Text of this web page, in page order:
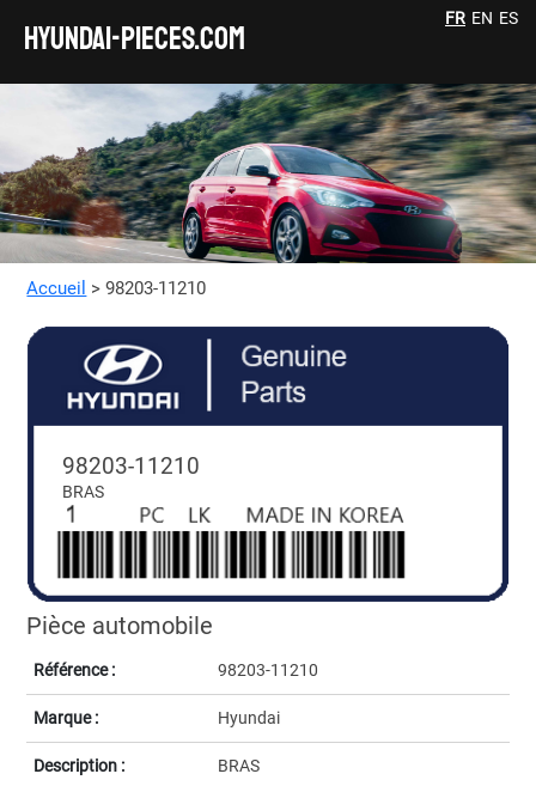
HYUNDAI-pieces.com
FR EN ES
Accueil > 98203-11210
Pièce automobile
Référence : 98203-11210
Marque : Hyundai
Description : BRAS
98203-11210
BRAS